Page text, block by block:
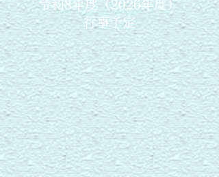
令和8年度（2026年度）
行事予定